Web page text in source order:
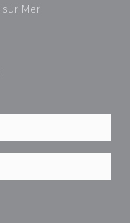
Mer((apre una nuova